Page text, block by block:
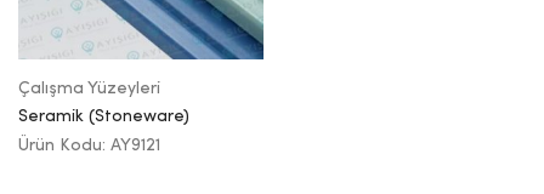
Çalışma Yüzeyleri
Seramik (Stoneware)
Ürün Kodu: AY9121